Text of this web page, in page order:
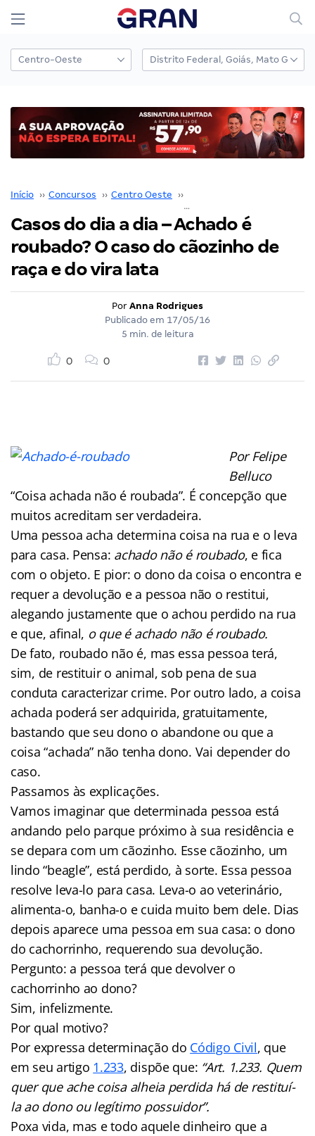
Início ›› Concursos ›› Centro Oeste ››
Casos do dia a dia – Achado é
roubado? O caso do cãozinho de
raça e do vira lata
Por Anna Rodrigues
Publicado em 17/05/16
5 min. de leitura
0 0
Por Felipe
Belluco
“Coisa achada não é roubada”. É concepção que
muitos acreditam ser verdadeira.
Uma pessoa acha determina coisa na rua e o leva
para casa. Pensa: achado não é roubado, e fica
com o objeto. E pior: o dono da coisa o encontra e
requer a devolução e a pessoa não o restitui,
alegando justamente que o achou perdido na rua
e que, afinal, o que é achado não é roubado.
De fato, roubado não é, mas essa pessoa terá,
sim, de restituir o animal, sob pena de sua
conduta caracterizar crime. Por outro lado, a coisa
achada poderá ser adquirida, gratuitamente,
bastando que seu dono o abandone ou que a
coisa “achada” não tenha dono. Vai depender do
caso.
Passamos às explicações.
Vamos imaginar que determinada pessoa está
andando pelo parque próximo à sua residência e
se depara com um cãozinho. Esse cãozinho, um
lindo “beagle”, está perdido, à sorte. Essa pessoa
resolve leva-lo para casa. Leva-o ao veterinário,
alimenta-o, banha-o e cuida muito bem dele. Dias
depois aparece uma pessoa em sua casa: o dono
do cachorrinho, requerendo sua devolução.
Pergunto: a pessoa terá que devolver o
cachorrinho ao dono?
Sim, infelizmente.
Por qual motivo?
Por expressa determinação do Código Civil, que
em seu artigo 1.233, dispõe que: “Art. 1.233. Quem
quer que ache coisa alheia perdida há de restituí-
la ao dono ou legítimo possuidor”.
Poxa vida, mas e todo aquele dinheiro que a